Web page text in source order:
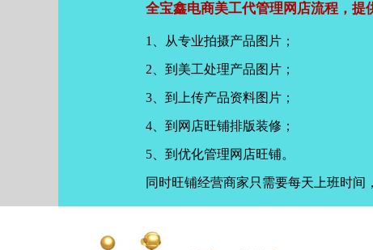
全宝鑫电商美工代管理网店流程，提
1、从专业拍摄产品图片；
2、到美工处理产品图片；
3、到上传产品资料图片；
4、到网店旺铺排版装修；
5、到优化管理网店旺铺。
同时旺铺经营商家只需要每天上班时间